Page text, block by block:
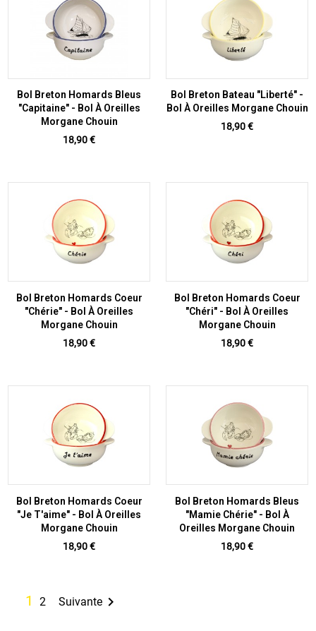
Bol Breton Homards Bleus
"Capitaine" - Bol À Oreilles
Morgane Chouin
Prix
18,90 €
Bol Breton Bateau "Liberté" -
Bol À Oreilles Morgane Chouin
Prix
18,90 €
Bol Breton Homards Coeur
"Chérie" - Bol À Oreilles
Morgane Chouin
Prix
18,90 €
Bol Breton Homards Coeur
"Chéri" - Bol À Oreilles
Morgane Chouin
Prix
18,90 €
Bol Breton Homards Coeur
"Je T'aime" - Bol À Oreilles
Morgane Chouin
Prix
18,90 €
Bol Breton Homards Bleus
"Mamie Chérie" - Bol À
Oreilles Morgane Chouin
Prix
18,90 €
1 2 Suivante 